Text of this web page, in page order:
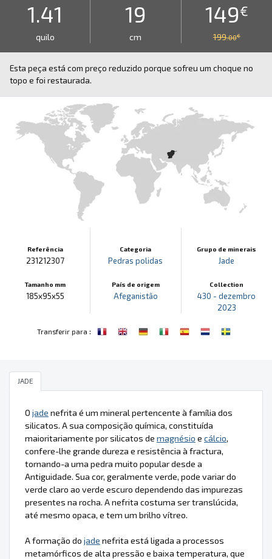
1.41
quilo
19
cm
149€
199.00€
Esta peça está com preço reduzido porque sofreu um choque no
topo e foi restaurada.
Referência
231212307
Tamanho mm
185x95x55
Categoria
Pedras polidas
País de origem
Afeganistão
Grupo de minerais
Jade
Collection
430 - dezembro
2023
Transferir para :
JADE
O jade nefrita é um mineral pertencente à família dos
silicatos. A sua composição química, constituída
maioritariamente por silicatos de magnésio e cálcio,
confere-lhe grande dureza e resistência à fractura,
tornando-a uma pedra muito popular desde a
Antiguidade. Sua cor, geralmente verde, pode variar do
verde claro ao verde escuro dependendo das impurezas
presentes na rocha. A nefrita costuma ser translúcida,
até mesmo opaca, e tem um brilho vítreo.
A formação do jade nefrita está ligada a processos
metamórficos de alta pressão e baixa temperatura, que